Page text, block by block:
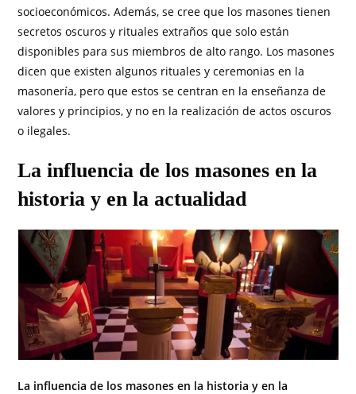
socioeconómicos. Además, se cree que los masones tienen
secretos oscuros y rituales extraños que solo están
disponibles para sus miembros de alto rango. Los masones
dicen que existen algunos rituales y ceremonias en la
masonería, pero que estos se centran en la enseñanza de
valores y principios, y no en la realización de actos oscuros
o ilegales.
La influencia de los masones en la
historia y en la actualidad
La influencia de los masones en la historia y en la